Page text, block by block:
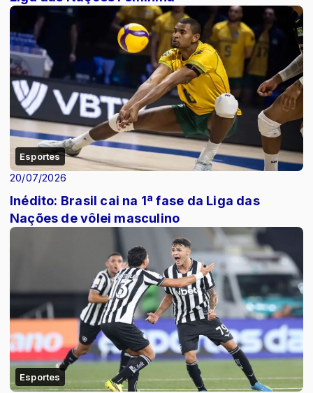
Esportes
20/07/2026
Inédito: Brasil cai na 1ª fase da Liga das
Nações de vôlei masculino
Esportes